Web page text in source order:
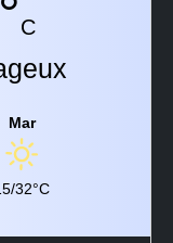
C
Mar
32°C